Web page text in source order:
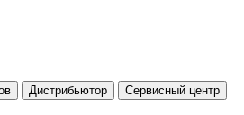
Дистрибьютор Сервисный центр